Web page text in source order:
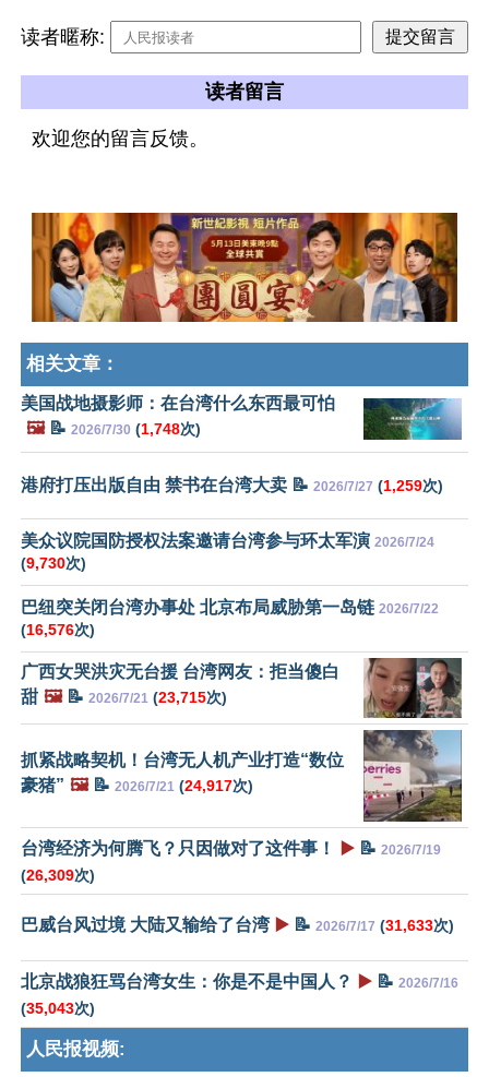
读者暱称:
读者留言
欢迎您的留言反馈。
相关文章：
美国战地摄影师：在台湾什么东西最可怕
🖼️📝 2026/7/30 (1,748次)
港府打压出版自由 禁书在台湾大卖 📝 2026/7/27 (1,259次)
美众议院国防授权法案邀请台湾参与环太军演 2026/7/24
(9,730次)
巴纽突关闭台湾办事处 北京布局威胁第一岛链 2026/7/22
(16,576次)
广西女哭洪灾无台援 台湾网友：拒当傻白
甜 🖼️📝 2026/7/21 (23,715次)
抓紧战略契机！台湾无人机产业打造“数位
豪猪” 🖼️📝 2026/7/21 (24,917次)
台湾经济为何腾飞？只因做对了这件事！ ▶️ 📝 2026/7/19
(26,309次)
巴威台风过境 大陆又输给了台湾 ▶️ 📝 2026/7/17 (31,633次)
北京战狼狂骂台湾女生：你是不是中国人？ ▶️ 📝 2026/7/16
(35,043次)
人民报视频: